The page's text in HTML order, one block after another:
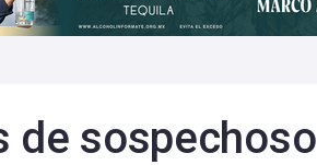
de sospechoso